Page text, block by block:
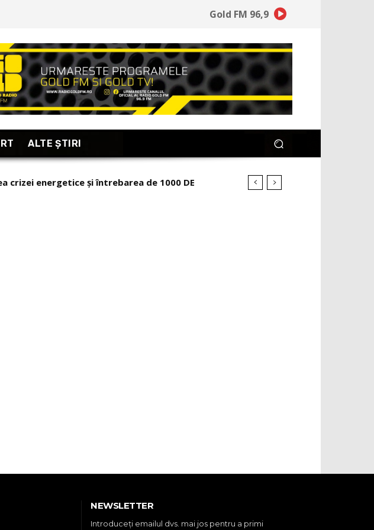
Gold FM 96,9
ALTE ŞTIRI
crizei energetice și întrebarea de 1000 DE
NEWSLETTER
Introduceţi emailul dvs. mai jos pentru a primi